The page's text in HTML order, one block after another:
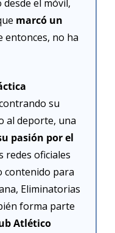
el móvil,
marcó un
entonces, no ha
su
al deporte, una
pasión por el
redes oficiales
contenido para
Eliminatorias
forma parte
Atlético